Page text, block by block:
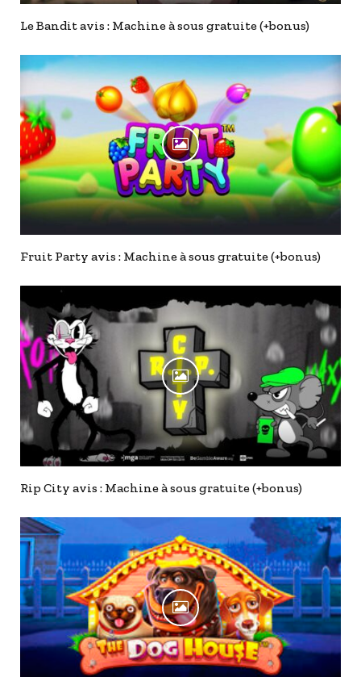
Le Bandit avis : Machine à sous gratuite (+bonus)
Fruit Party avis : Machine à sous gratuite (+bonus)
Rip City avis : Machine à sous gratuite (+bonus)